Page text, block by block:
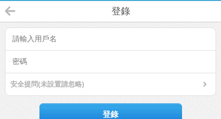
登錄
安全提問(未設置請忽略)
登錄